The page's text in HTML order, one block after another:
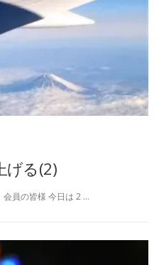
げる(2)
会員の皆様 今日は 2 …